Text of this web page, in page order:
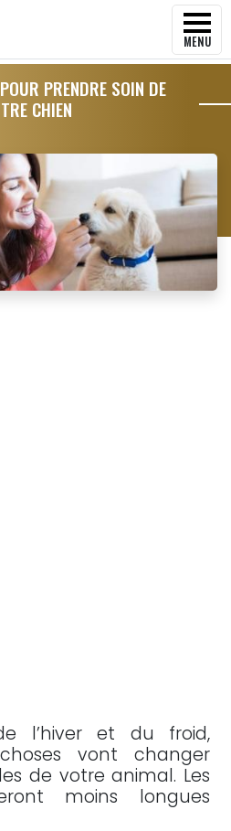
MENU
PRENDRE SOIN DE
CHIEN
l’hiver et du froid,
vont changer
de votre animal. Les
moins longues